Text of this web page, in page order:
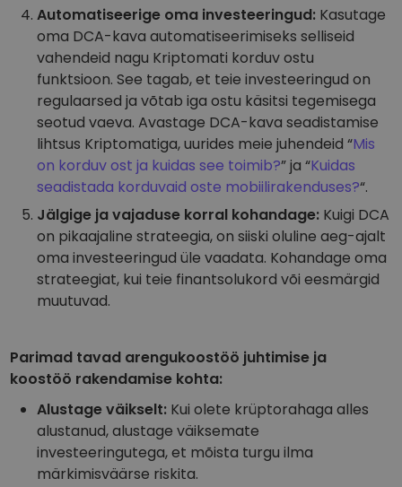
Automatiseerige oma investeeringud: Kasutage
oma DCA-kava automatiseerimiseks selliseid
vahendeid nagu Kriptomati korduv ostu
funktsioon. See tagab, et teie investeeringud on
regulaarsed ja võtab iga ostu käsitsi tegemisega
seotud vaeva. Avastage DCA-kava seadistamise
lihtsus Kriptomatiga, uurides meie juhendeid “Mis
on korduv ost ja kuidas see toimib?” ja “Kuidas
seadistada korduvaid oste mobiilirakenduses?“.
Jälgige ja vajaduse korral kohandage: Kuigi DCA
on pikaajaline strateegia, on siiski oluline aeg-ajalt
oma investeeringud üle vaadata. Kohandage oma
strateegiat, kui teie finantsolukord või eesmärgid
muutuvad.
Parimad tavad arengukoostöö juhtimise ja
koostöö rakendamise kohta:
Alustage väikselt: Kui olete krüptorahaga alles
alustanud, alustage väiksemate
investeeringutega, et mõista turgu ilma
märkimisväärse riskita.